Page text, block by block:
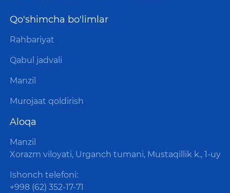
Qo'shimcha bo'limlar
Rahbariyat
Qabul jadvali
Manzil
Murojaat qoldirish
Aloqa
Manzil
Xorazm viloyati, Urganch tumani, Mustaqillik k., 1-uy
Ishonch telefoni:
+998 (62) 352-17-71